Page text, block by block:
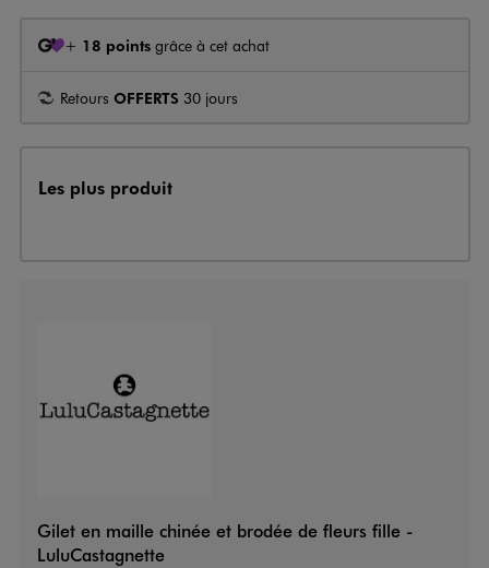
+ 18 points grâce à cet achat
Retours OFFERTS 30 jours
Les plus produit
Gilet en maille chinée et brodée de fleurs fille -
LuluCastagnette